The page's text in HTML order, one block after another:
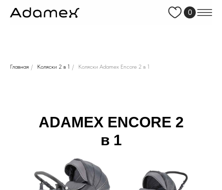
0
Главная / Коляски 2 в 1 / Коляски Adamex Encore 2 в 1
ADAMEX ENCORE 2
в 1